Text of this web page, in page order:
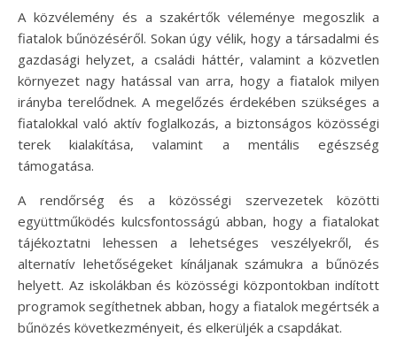
A közvélemény és a szakértők véleménye megoszlik a
fiatalok bűnözéséről. Sokan úgy vélik, hogy a társadalmi és
gazdasági helyzet, a családi háttér, valamint a közvetlen
környezet nagy hatással van arra, hogy a fiatalok milyen
irányba terelődnek. A megelőzés érdekében szükséges a
fiatalokkal való aktív foglalkozás, a biztonságos közösségi
terek kialakítása, valamint a mentális egészség
támogatása.
A rendőrség és a közösségi szervezetek közötti
együttműködés kulcsfontosságú abban, hogy a fiatalokat
tájékoztatni lehessen a lehetséges veszélyekről, és
alternatív lehetőségeket kínáljanak számukra a bűnözés
helyett. Az iskolákban és közösségi központokban indított
programok segíthetnek abban, hogy a fiatalok megértsék a
bűnözés következményeit, és elkerüljék a csapdákat.